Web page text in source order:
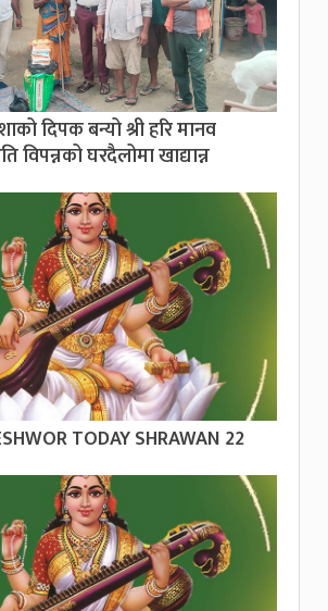
दिपक बन्यो श्री हरि मानव
विपन्नको घरदैलोमा खाद्यान्न
TODAY SHRAWAN 22